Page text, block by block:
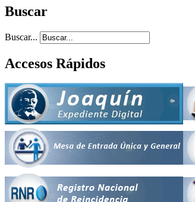
Buscar
Buscar...
Accesos Rápidos